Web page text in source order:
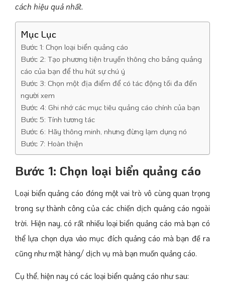
cách hiệu quả nhất.
Mục Lục
Bước 1: Chọn loại biển quảng cáo
Bước 2: Tạo phương tiện truyền thông cho bảng quảng
cáo của bạn để thu hút sự chú ý
Bước 3: Chọn một địa điểm để có tác động tối đa đến
người xem
Bước 4: Ghi nhớ các mục tiêu quảng cáo chính của bạn
Bước 5: Tính tương tác
Bước 6: Hãy thông minh, nhưng đừng lạm dụng nó
Bước 7: Hoàn thiện
Bước 1: Chọn loại biển quảng cáo
Loại biển quảng cáo đóng một vai trò vô cùng quan trọng
trong sự thành công của các chiến dịch quảng cáo ngoài
trời. Hiện nay, có rất nhiều loại biển quảng cáo mà bạn có
thể lựa chọn dựa vào mục đích quảng cáo mà bạn đề ra
cũng như mặt hàng/ dịch vụ mà bạn muốn quảng cáo.
Cụ thể, hiện nay có các loại biển quảng cáo như sau: